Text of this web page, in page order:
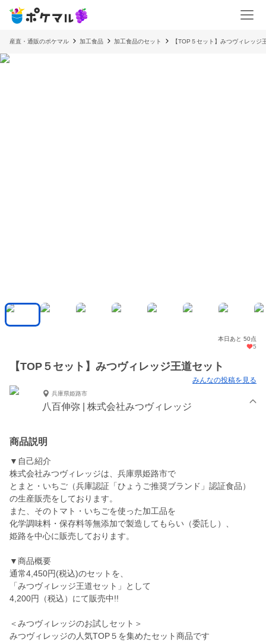
産直・通販のポケマル 加工食品 加工食品のセット 【TOP５セット】みつヴィレッジ
本日あと 50点
5
【TOP５セット】みつヴィレッジ王道セット
みんなの投稿を見る
兵庫県姫路市
八百伸弥 | 株式会社みつヴィレッジ
商品説明
▼自己紹介
株式会社みつヴィレッジは、兵庫県姫路市で
とまと・いちご（兵庫認証「ひょうご推奨ブランド」認証食品）
の生産販売をしております。
また、そのトマト・いちごを使った加工品を
化学調味料・保存料等無添加で製造してもらい（委託し）、
姫路を中心に販売しております。
▼商品概要
通常4,450円(税込)のセットを、
「みつヴィレッジ王道セット」として
4,200円（税込）にて販売中!!
＜みつヴィレッジのお試しセット＞
みつヴィレッジの人気TOP５を集めたセット商品です